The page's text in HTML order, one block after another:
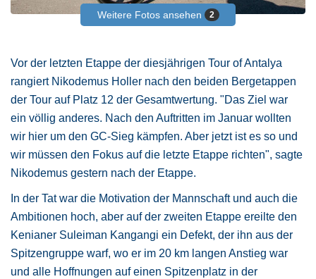
Weitere Fotos ansehen 2
Vor der letzten Etappe der diesjährigen Tour of Antalya
rangiert Nikodemus Holler nach den beiden Bergetappen
der Tour auf Platz 12 der Gesamtwertung. "Das Ziel war
ein völlig anderes. Nach den Auftritten im Januar wollten
wir hier um den GC-Sieg kämpfen. Aber jetzt ist es so und
wir müssen den Fokus auf die letzte Etappe richten", sagte
Nikodemus gestern nach der Etappe.
In der Tat war die Motivation der Mannschaft und auch die
Ambitionen hoch, aber auf der zweiten Etappe ereilte den
Kenianer Suleiman Kangangi ein Defekt, der ihn aus der
Spitzengruppe warf, wo er im 20 km langen Anstieg war
und alle Hoffnungen auf einen Spitzenplatz in der